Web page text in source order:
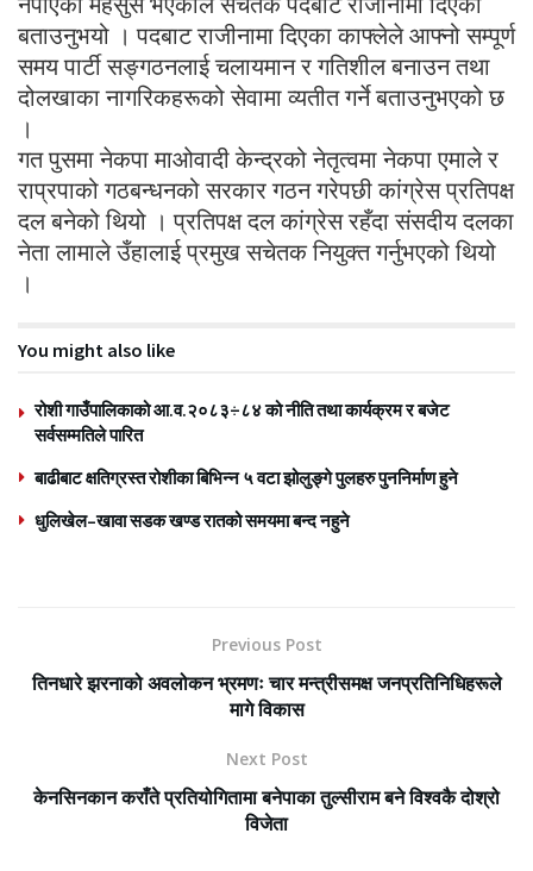
बताउनुभयो । पदबाट राजीनामा दिएका काफ्लेले आफ्नो सम्पूर्ण
समय पार्टी सङ्गठनलाई चलायमान र गतिशील बनाउन तथा
दोलखाका नागरिकहरूको सेवामा व्यतीत गर्ने बताउनुभएको छ
।
गत पुसमा नेकपा माओवादी केन्द्रको नेतृत्वमा नेकपा एमाले र
राप्रपाको गठबन्धनको सरकार गठन गरेपछी कांग्रेस प्रतिपक्ष
दल बनेको थियो । प्रतिपक्ष दल कांग्रेस रहँदा संसदीय दलका
नेता लामाले उँहालाई प्रमुख सचेतक नियुक्त गर्नुभएको थियो
।
You might also like
रोशी गाउँपालिकाको आ.व.२०८३÷८४ को नीति तथा कार्यक्रम र बजेट
सर्वसम्मतिले पारित
बाढीबाट क्षतिग्रस्त रोशीका बिभिन्न ५ वटा झोलुङ्गे पुलहरु पुननिर्माण हुने
धुलिखेल–खावा सडक खण्ड रातको समयमा बन्द नहुने
Previous Post
तिनधारे झरनाको अवलोकन भ्रमणः चार मन्त्रीसमक्ष जनप्रतिनिधिहरूले
मागे विकास
Next Post
केनसिनकान कराँते प्रतियोगितामा बनेपाका तुल्सीराम बने विश्वकै दोश्रो
विजेता